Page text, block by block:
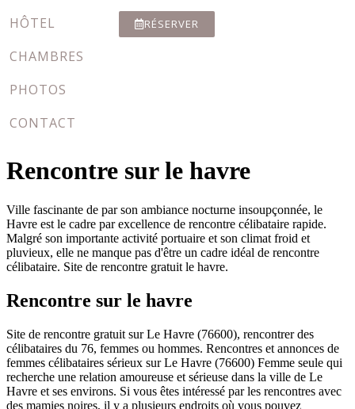
HÔTEL
CHAMBRES
PHOTOS
CONTACT
RÉSERVER
Rencontre sur le havre
Ville fascinante de par son ambiance nocturne insoupçonnée, le
Havre est le cadre par excellence de rencontre célibataire rapide.
Malgré son importante activité portuaire et son climat froid et
pluvieux, elle ne manque pas d'être un cadre idéal de rencontre
célibataire. Site de rencontre gratuit le havre.
Rencontre sur le havre
Site de rencontre gratuit sur Le Havre (76600), rencontrer des
célibataires du 76, femmes ou hommes. Rencontres et annonces de
femmes célibataires sérieux sur Le Havre (76600) Femme seule qui
recherche une relation amoureuse et sérieuse dans la ville de Le
Havre et ses environs. Si vous êtes intéressé par les rencontres avec
des mamies noires, il y a plusieurs endroits où vous pouvez